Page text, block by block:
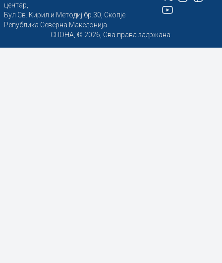
центар,
Бул Св. Кирил и Методиј бр.30, Скопје
Република Северна Македонија
СПОНА, © 2026, Сва права задржана.